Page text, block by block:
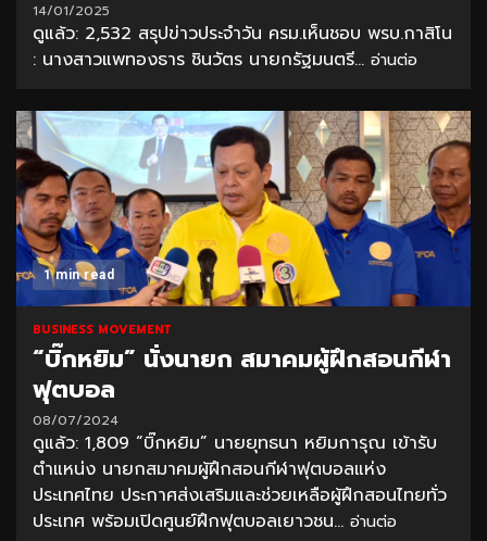
14/01/2025
ดูแล้ว: 2,532 สรุปข่าวประจำวัน ครม.เห็นชอบ พรบ.กาสิโน
: นางสาวแพทองธาร ชินวัตร นายกรัฐมนตรี... อ่านต่อ
1 min read
BUSINESS MOVEMENT
“บิ๊กหยิม” นั่งนายก สมาคมผู้ฝึกสอนกีฬา
ฟุตบอล
08/07/2024
ดูแล้ว: 1,809 “บิ๊กหยิม” นายยุทธนา หยิมการุณ เข้ารับ
ตําแหน่ง นายกสมาคมผู้ฝึกสอนกีฬาฟุตบอลแห่ง
ประเทศไทย ประกาศส่งเสริมและช่วยเหลือผู้ฝึกสอนไทยทั่ว
ประเทศ พร้อมเปิดศูนย์ฝึกฟุตบอลเยาวชน... อ่านต่อ